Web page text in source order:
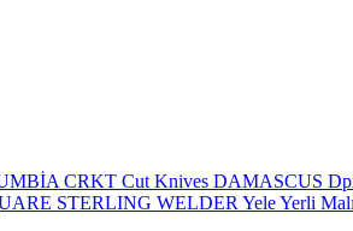
CRKT Cut Knives DAMASCUS
STERLING WELDER YeleYerli